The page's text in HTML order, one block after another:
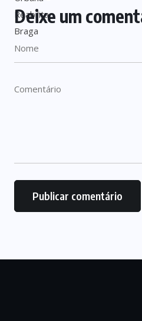
Deixe um